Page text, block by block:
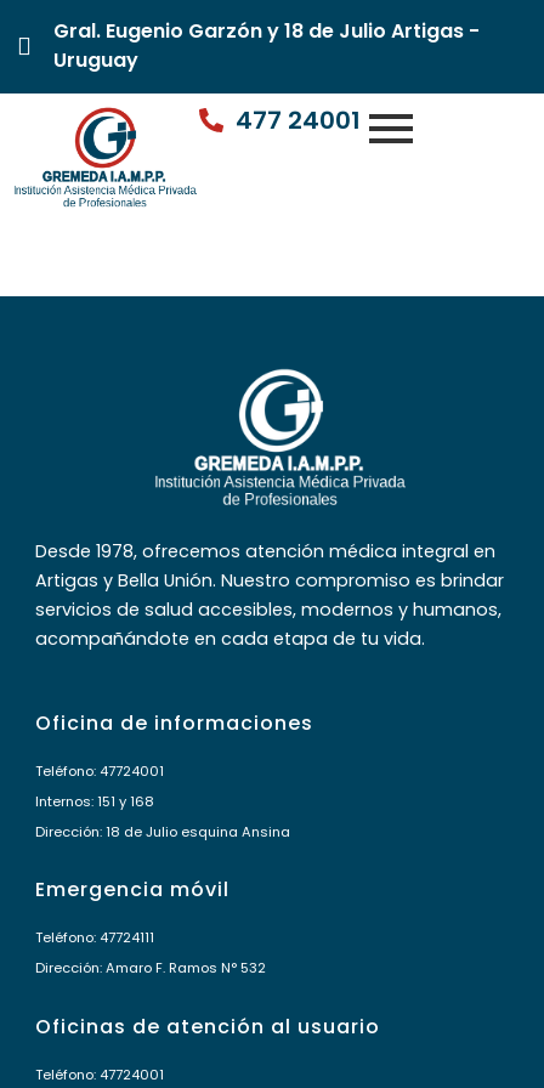
Gral. Eugenio Garzón y 18 de Julio Artigas -
Uruguay
477 24001
Desde 1978, ofrecemos atención médica integral en
Artigas y Bella Unión. Nuestro compromiso es brindar
servicios de salud accesibles, modernos y humanos,
acompañándote en cada etapa de tu vida.
Oficina de informaciones
Teléfono: 47724001
Internos: 151 y 168
Dirección: 18 de Julio esquina Ansina
Emergencia móvil
Teléfono: 47724111
Dirección: Amaro F. Ramos N° 532
Oficinas de atención al usuario
Teléfono: 47724001